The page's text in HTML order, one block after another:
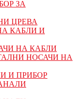
ЗА
ЦРЕВА
КАБЛИ И
НА КАБЛИ
НОСАЧИ НА
И ПРИБОР